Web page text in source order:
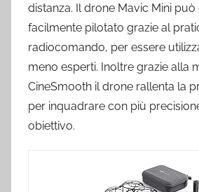
distanza. Il drone Mavic Mini può
facilmente pilotato grazie al
radiocomando, per essere
meno esperti. Inoltre grazie alla
CineSmooth il drone rallenta la
per inquadrare con più
obiettivo.